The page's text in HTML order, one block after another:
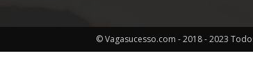
© Vagasucesso.com - 2018 - 2023